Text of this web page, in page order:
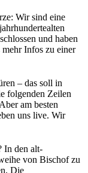
Wir sind eine
und haben
Infos zu einer
– das soll in
folgenden Zeilen
am besten
uns live. Wir
In den alt-
von Bischof zu
Die